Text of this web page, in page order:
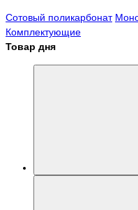
Сотовый поликарбонат
Комплектующие
Товар дня